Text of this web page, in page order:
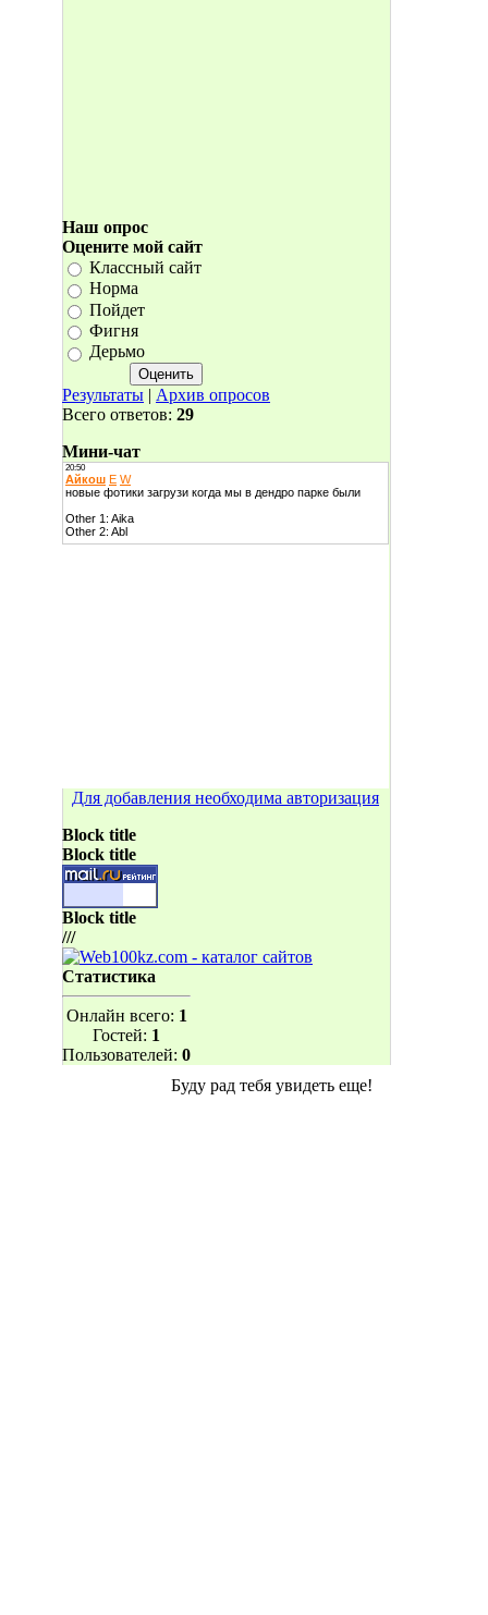
Наш опрос
Оцените мой сайт
Классный сайт
Норма
Пойдет
Фигня
Дерьмо
Результаты | Архив опросов
Всего ответов: 29
Мини-чат
Для добавления необходима авторизация
Block title
Block title
Block title
///
Статистика
Онлайн всего: 1
Гостей: 1
Пользователей: 0
Буду рад тебя увидеть еще!